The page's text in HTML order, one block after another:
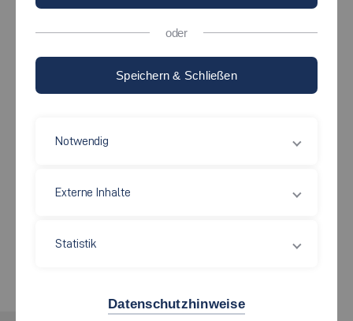
oder
Speichern & Schließen
Notwendig
Externe Inhalte
Statistik
Datenschutzhinweise